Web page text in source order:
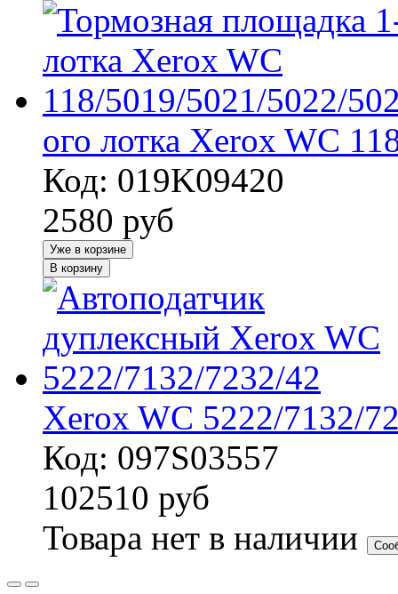
ого лотка Xerox WC
Код: 019K09420
2580 руб
Уже в корзине
В корзину
Xerox WC 5222/7132/
Код: 097S03557
102510 руб
Товара нет в наличии